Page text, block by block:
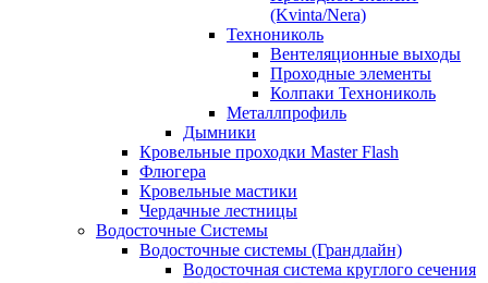
(Kvinta/Nera)
Технониколь
Вентеляционные выходы
Проходные элементы
Колпаки Технониколь
Металлпрофиль
Дымники
Кровельные проходки Master Flash
Флюгера
Кровельные мастики
Чердачные лестницы
Водосточные Системы
Водосточные системы (Грандлайн)
Водосточная система круглого сечения